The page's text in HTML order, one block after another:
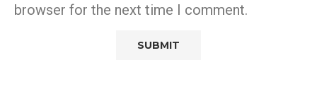
browser for the next time I comment.